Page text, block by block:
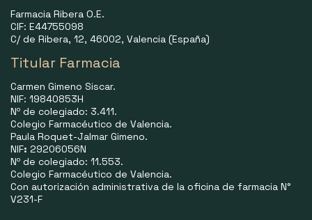
Farmacia Ribera O.E.
CIF: E44755098
C/ de Ribera, 12, 46002, Valencia (España)
Titular Farmacia
Carmen Gimeno Siscar.
NIF: 19840853H
Nº de colegiado: 3.411.
Colegio Farmacéutico de Valencia.
Paula Roquet-Jalmar Gimeno.
NIF: 29206056N
Nº de colegiado: 11.553.
Colegio Farmacéutico de Valencia.
Con autorización administrativa de la oficina de farmacia N°
V231-F